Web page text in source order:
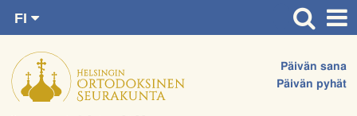
suoraan
sisältöön.
Päivän sana
Päivän pyhät
FI
SV
EN
UA
Etusivu
Ajankohtaista